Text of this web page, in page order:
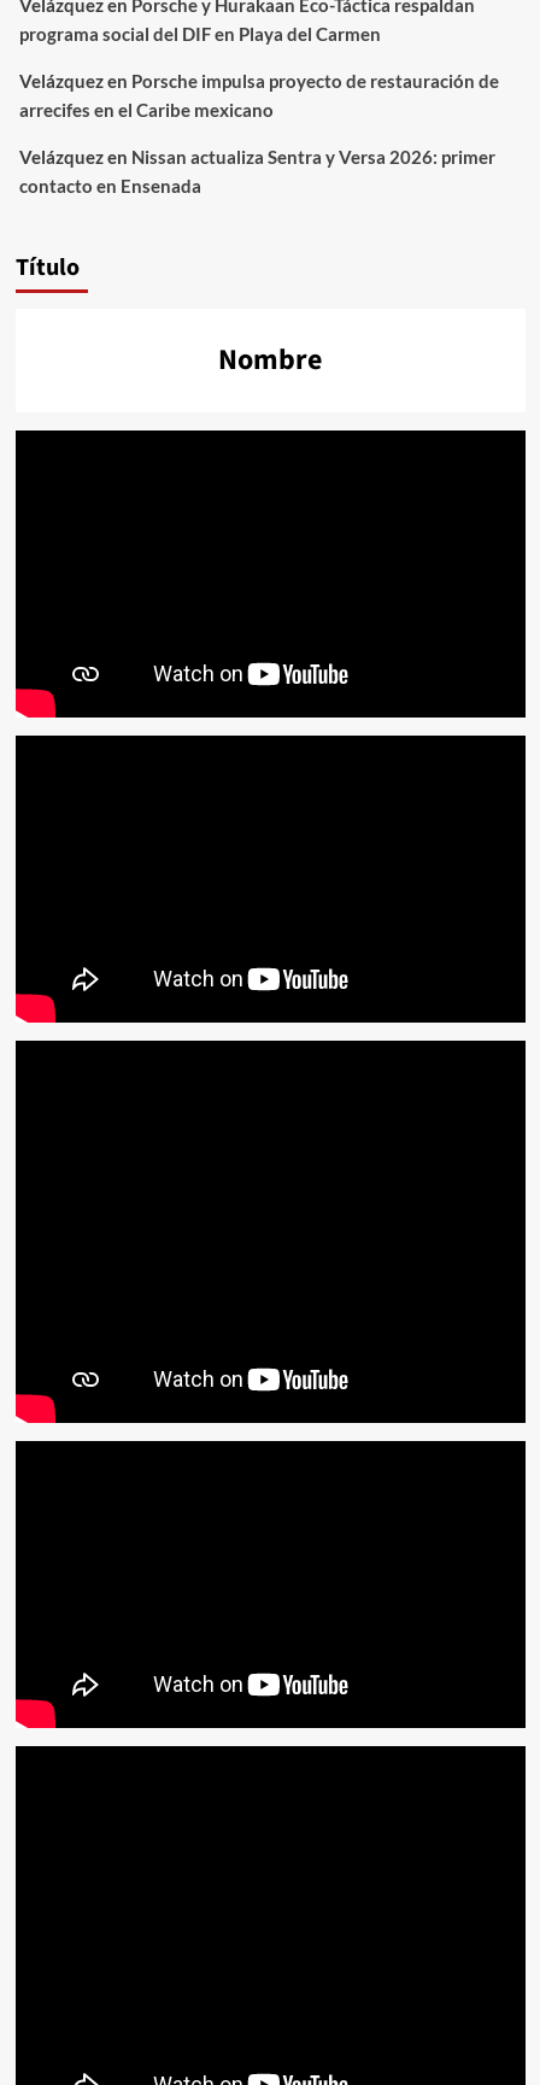
Velázquezen Porsche y Hurakaan Eco-Táctica respaldan
programa social del DIF en Playa del Carmen
Velázquezen Porsche impulsa proyecto de restauración de
arrecifes en el Caribe mexicano
Velázquezen Nissan actualiza Sentra y Versa 2026: primer
contacto en Ensenada
Título
Nombre